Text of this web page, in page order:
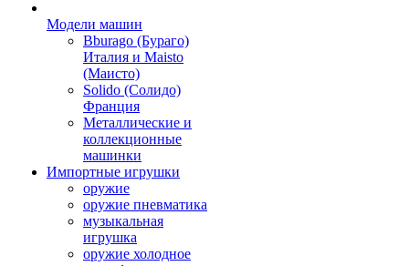
Модели машин
Bburago (Бураго)
Италия и Maisto
(Маисто)
Solido (Солидо)
Франция
Металлические и
коллекционные
машинки
Импортные игрушки
оружие
оружие пневматика
музыкальная
игрушка
оружие холодное